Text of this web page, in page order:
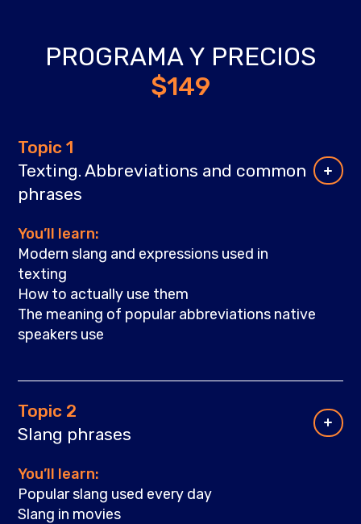
PROGRAMA Y PRECIOS
$149
Topic 1
Texting. Abbreviations and common
phrases
You’ll learn:
Modern slang and expressions used in
texting
How to actually use them
The meaning of popular abbreviations native
speakers use
Topic 2
Slang phrases
You’ll learn:
Popular slang used every day
Slang in movies